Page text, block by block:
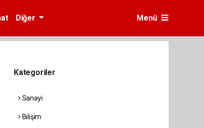
Diğer Menü
Kategoriler
Sanayi
Bilişim